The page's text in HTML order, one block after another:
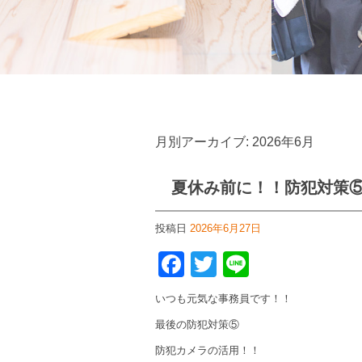
月別アーカイブ: 2026年6月
夏休み前に！！防犯対策
投稿日 2026年6月27日
Facebook
Twitter
いつも元気な事務員です！！
最後の防犯対策⑤
防犯カメラの活用！！